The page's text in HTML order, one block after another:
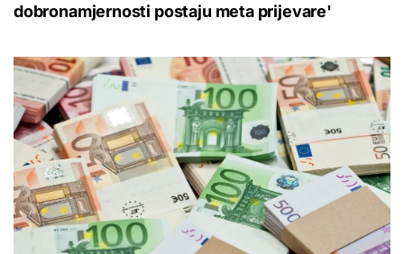
dobronamjernosti postaju meta prijevare'